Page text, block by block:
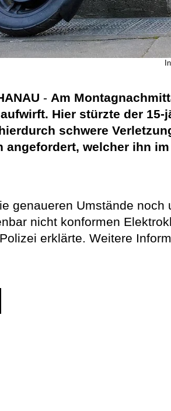
- Am
Hier stürzte der
schwere
angefordert, welcher ihn
genaueren Umstände
nicht konformen
erklärte. Weitere